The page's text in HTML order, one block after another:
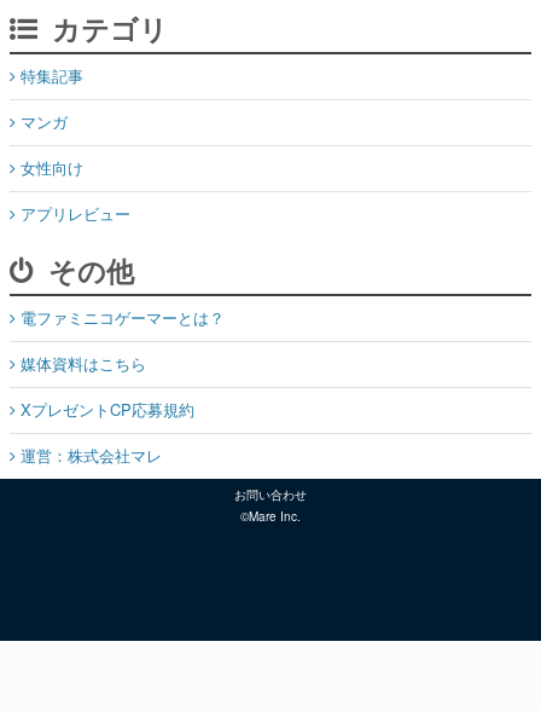
カテゴリ
特集記事
マンガ
女性向け
アプリレビュー
その他
電ファミニコゲーマーとは？
媒体資料はこちら
XプレゼントCP応募規約
運営：株式会社マレ
お問い合わせ
©Mare Inc.